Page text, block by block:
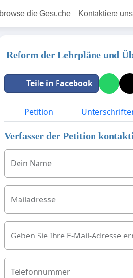
browse die Gesuche Kontaktiere uns
Reform der Lehrpläne und
Teile in Facebook
Petition
Verfasser der Petition
Dein Name
Mailadresse
Geben Sie Ihre E-Mail-Adresse
Telefonnummer